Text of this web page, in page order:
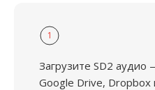
1
Загрузите SD2
Google Drive, Dropbox